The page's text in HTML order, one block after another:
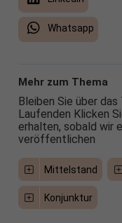
Whatsapp
Mehr zum Thema
Bleiben Sie über
Laufenden Klicken
erhalten, sobald wir
veröffentlichen
Mittelstand
Konjunktur